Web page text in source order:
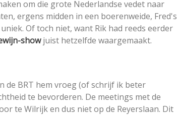
om die grote Nederlandse vedet naar
ergens midden in een boerenweide, Fred's
Of toch niet, want Rik had reeds eerder
showjuist hetzelfde waargemaakt.
de BRT hem vroeg (of schrijf ik beter
te bevorderen. De meetings met de
te Wilrijk en dus niet op de Reyerslaan. Dit